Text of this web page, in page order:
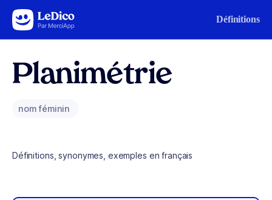
Aller au contenu Définitions
Planimétrie
nom féminin
Définitions, synonymes, exemples en français